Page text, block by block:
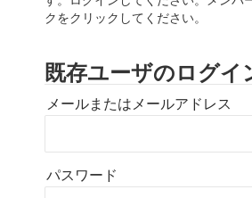
クをクリックしてください。
既存ユーザのログイ
メールまたはメールアドレス
パスワード